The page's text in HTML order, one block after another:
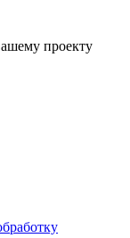
проекту